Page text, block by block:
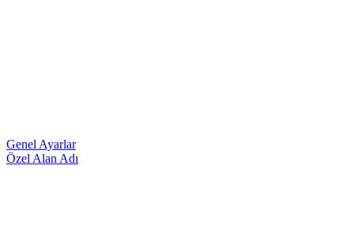
Genel Ayarlar
Özel Alan Adı